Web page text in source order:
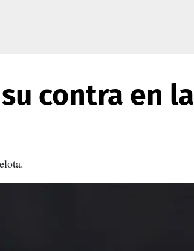
contra en la